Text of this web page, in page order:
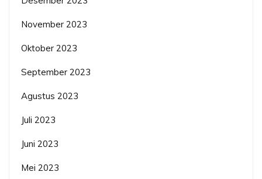
November 2023
Oktober 2023
September 2023
Agustus 2023
Juli 2023
Juni 2023
Mei 2023